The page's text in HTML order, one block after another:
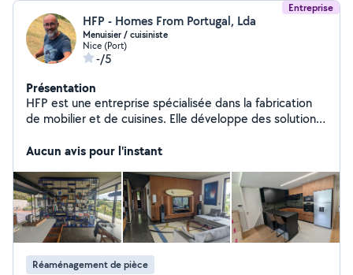
Entreprise
HFP - Homes From Portugal, Lda
Menuisier / cuisiniste
Nice (Port)
-/5
Présentation
HFP est une entreprise spécialisée dans la fabrication
de mobilier et de cuisines. Elle développe des solutions
et savoir-faire, avec une attention particulière au design
Aucun avis pour l'instant
Réaménagement de pièce